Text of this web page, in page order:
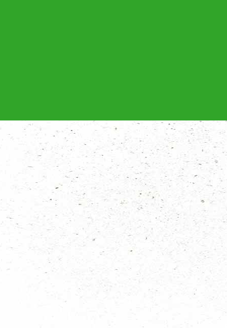
en vriendinnetjes lekker buiten te spelen? Dan is Scouting echt
groep bij jou in de buurt zit en neem gezellig een kijkje!